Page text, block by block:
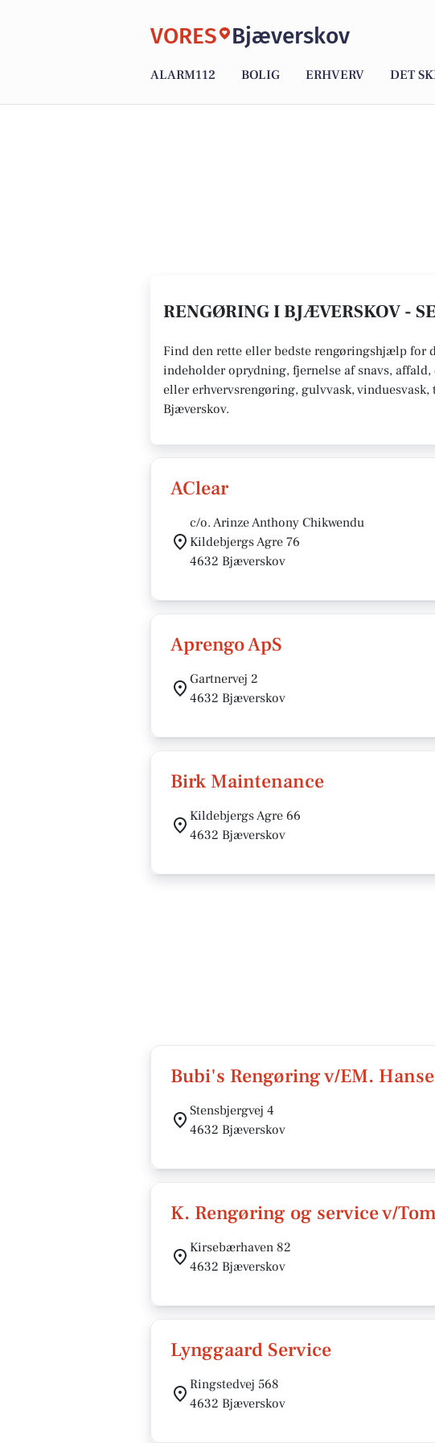
VORES Bjæverskov
ALARM112 BOLIG ERHVERV DET
RENGØRING I BJÆVERSKOV -
Find den rette eller bedste rengøringshjælp
indeholder oprydning, fjernelse af snavs,
eller erhvervsrengøring, gulvvask,
Bjæverskov.
AClear
c/o. Arinze Anthony Chikwendu
Kildebjergs Agre 76
4632 Bjæverskov
Aprengo ApS
Gartnervej 2
4632 Bjæverskov
Birk Maintenance
Kildebjergs Agre 66
4632 Bjæverskov
Bubi's Rengøring v/EM.
Stensbjergvej 4
4632 Bjæverskov
K. Rengøring og service v/
Kirsebærhaven 82
4632 Bjæverskov
Lynggaard Service
Ringstedvej 568
4632 Bjæverskov